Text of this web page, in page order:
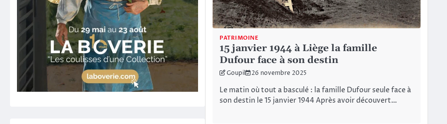
PATRIMOINE
15 janvier 1944 à Liège la famille
Dufour face à son destin
Goupil 26 novembre 2025
Le matin où tout a basculé : la famille Dufour seule face à
son destin le 15 janvier 1944 Après avoir découvert…